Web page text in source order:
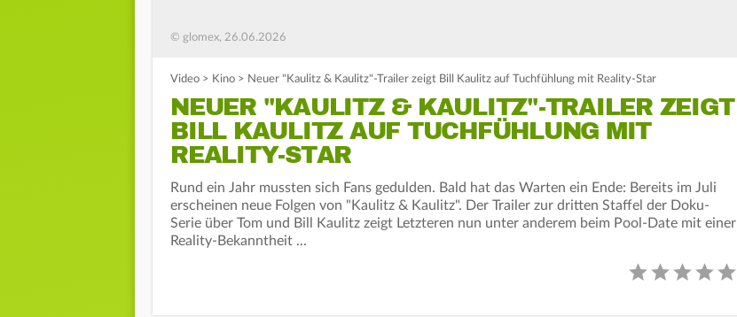
© glomex, 26.06.2026
Video > Kino > Neuer "Kaulitz & Kaulitz"-Trailer zeigt Bill Kaulitz auf Tuchfühlung mit Reality-Star
NEUER "KAULITZ & KAULITZ"-TRAILER ZEIGT
BILL KAULITZ AUF TUCHFÜHLUNG MIT
REALITY-STAR
Rund ein Jahr mussten sich Fans gedulden. Bald hat das Warten ein Ende: Bereits im Juli
erscheinen neue Folgen von "Kaulitz & Kaulitz". Der Trailer zur dritten Staffel der Doku-
Serie über Tom und Bill Kaulitz zeigt Letzteren nun unter anderem beim Pool-Date mit einer
Reality-Bekanntheit ...